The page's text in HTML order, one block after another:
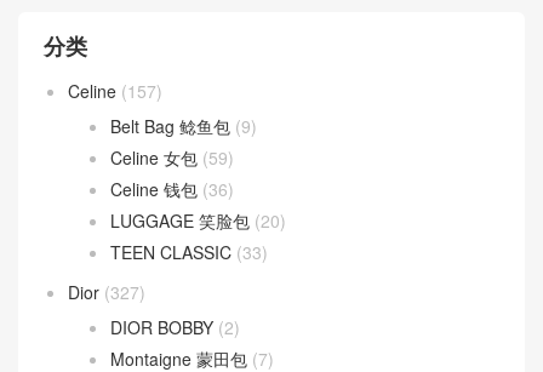
分类
Celine (157)
Belt Bag 鲶鱼包 (9)
Celine 女包 (59)
Celine 钱包 (36)
LUGGAGE 笑脸包 (20)
TEEN CLASSIC (33)
Dior (327)
DIOR BOBBY (2)
Montaigne 蒙田包 (7)